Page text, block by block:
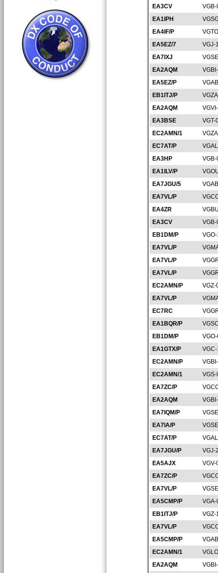
EA3CV
EA1IPH
EA4IF/P
EA5EZ/7
VGJ-
EA7IXJ
EA2AQM
EA5EZ/P
EB1ITJ/P
EA2AQM
EA3BSE
VGT-
EC2AMN/1
EC7AT/P
EA3HP
EA1ILV/P
EA7JGU/5
EA7VL/P
EA4ZR
EA3CV
EB1DM/P
EA7VL/P
EA7VL/P
EA7VL/P
EC2AMN/P
VGZ-
EA7VL/P
EC7RC
EA1BQR/P
EB1DM/P
EA1GTX/P
EC2AMN/P
EC2AMN/1
EA7ZC/P
EA2AQM
EA7IQM/P
EA7IA/P
EC7AT/P
EA7JGU/P
VGJ-
EA5AJX
VGV-
EA7ZC/P
EA7VL/P
EA5CMP/P
EB1ITJ/P
VGZ-
EA7VL/P
EA5CMP/P
EC2AMN/1
EA2AQM